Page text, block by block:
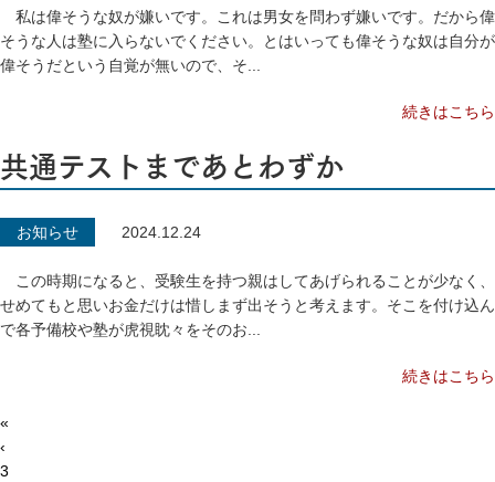
私は偉そうな奴が嫌いです。これは男女を問わず嫌いです。だから偉
そうな人は塾に入らないでください。とはいっても偉そうな奴は自分が
偉そうだという自覚が無いので、そ...
続きはこちら
共通テストまであとわずか
お知らせ 2024.12.24
この時期になると、受験生を持つ親はしてあげられることが少なく、
せめてもと思いお金だけは惜しまず出そうと考えます。そこを付け込ん
で各予備校や塾が虎視眈々をそのお...
続きはこちら
«
‹
3